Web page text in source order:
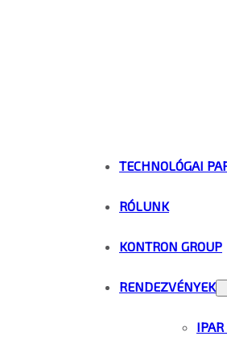
TECHNOLÓGAI
RÓLUNK
KONTRON GROUP
RENDEZVÉNYEK